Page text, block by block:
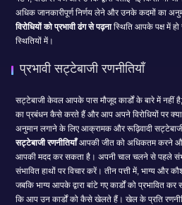
अधिक जानकारीपूर्ण निर्णय लेने और उनके कदमों का
विरोधियों को प्रभावी ढंग से पढ़नास्थिति आपके पक्ष में
स्थितियों में।
प्रभावी सट्टेबाजी रणनीतियाँ
सट्टेबाजी केवल आपके पास मौजूद कार्डों के बारे में नहीं है; यह इस बारे
का प्रबंधन कैसे करते हैं और आप अपने विरोधियों पर क्या दबाव
अनुमान लगाने के लिए आक्रामक और रूढ़िवादी
सट्टेबाजी रणनीतियाँआपकी जीत को अधिकतम करने
आपकी मदद कर सकता है। अपनी चाल चलने से पहले
संभावित हाथों पर विचार करें। तीन पत्ती में, भाग्य और कौशल को संतुलित करना आवश्यक है।
जबकि भाग्य आपके द्वारा बांटे गए कार्डों को प्रभावित कर सकता है, कौशल यह निर्धारित करता है
कि आप उन कार्डों को कैसे खेलते हैं। खेल के प्रति रणनीतिक दृष्टिकोण विकसित करने से आपकी